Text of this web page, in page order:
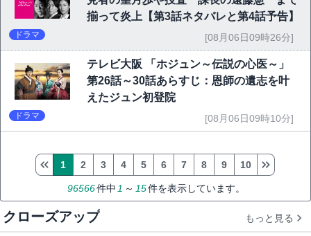
揃って炎上【第3話ネタバレと第4話予告】
ドラマ [08月06日09時26分]
テレビ大阪 「ホジュン～伝説の心医～」
第26話～30話あらすじ：恩師の遺志を叶
えたジュン初登院
ドラマ [08月06日09時10分]
96566件中1 ～ 15件を表示しています。
1 2 3 4 5 6 7 8 9 10
クローズアップ もっと見る